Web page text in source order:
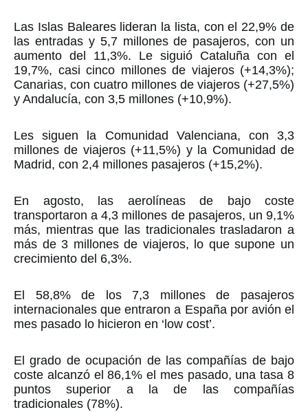
Las Islas Baleares lideran la lista, con el 22,9% de
las entradas y 5,7 millones de pasajeros, con un
aumento del 11,3%. Le siguió Cataluña con el
19,7%, casi cinco millones de viajeros (+14,3%);
Canarias, con cuatro millones de viajeros (+27,5%)
y Andalucía, con 3,5 millones (+10,9%).
Les siguen la Comunidad Valenciana, con 3,3
millones de viajeros (+11,5%) y la Comunidad de
Madrid, con 2,4 millones pasajeros (+15,2%).
En agosto, las aerolíneas de bajo coste
transportaron a 4,3 millones de pasajeros, un 9,1%
más, mientras que las tradicionales trasladaron a
más de 3 millones de viajeros, lo que supone un
crecimiento del 6,3%.
El 58,8% de los 7,3 millones de pasajeros
internacionales que entraron a España por avión el
mes pasado lo hicieron en ‘low cost’.
El grado de ocupación de las compañías de bajo
coste alcanzó el 86,1% el mes pasado, una tasa 8
puntos superior a la de las compañías
tradicionales (78%).